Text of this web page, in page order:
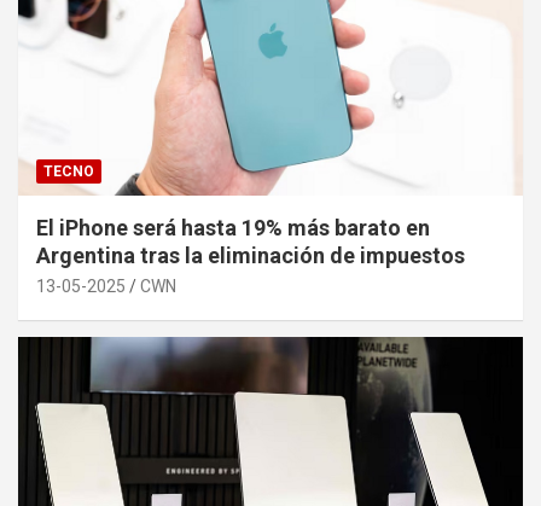
TECNO
El iPhone será hasta 19% más barato en
Argentina tras la eliminación de impuestos
13-05-2025 CWN